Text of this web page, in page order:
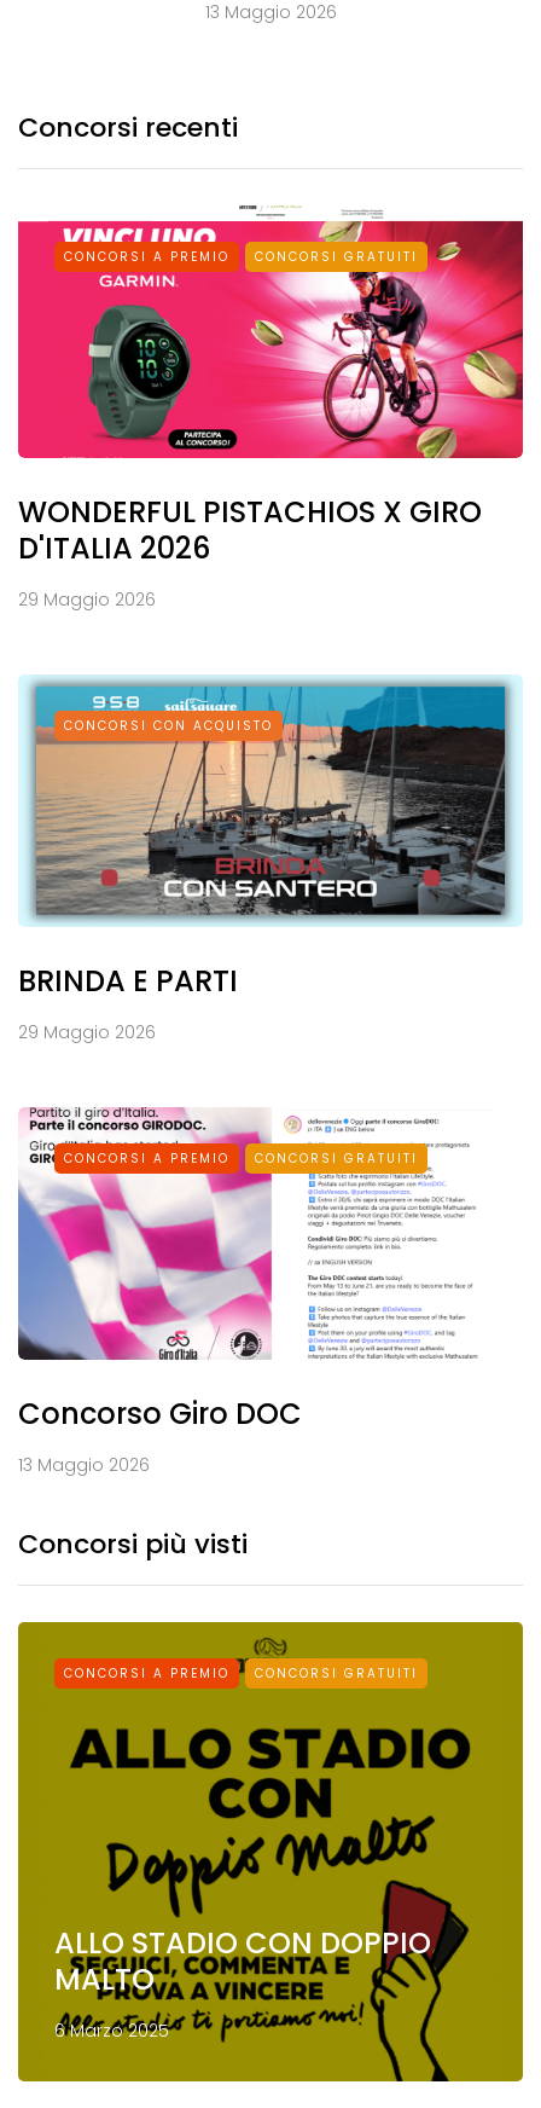
13 Maggio 2026
Concorsi recenti
CONCORSI A PREMIO CONCORSI GRATUITI
WONDERFUL PISTACHIOS X GIRO
D'ITALIA 2026
29 Maggio 2026
CONCORSI CON ACQUISTO
BRINDA E PARTI
29 Maggio 2026
CONCORSI A PREMIO CONCORSI GRATUITI
Concorso Giro DOC
13 Maggio 2026
Concorsi più visti
CONCORSI A PREMIO CONCORSI GRATUITI
ALLO STADIO CON DOPPIO
MALTO
6 Marzo 2025